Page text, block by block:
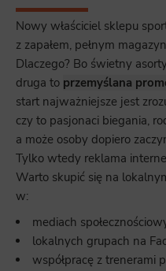
Nowy właściciel sklepu
z zapałem, pełnym
Dlaczego? Bo świetny
druga to przemyślana
start najważniejsze jest
czy to pasjonaci biegania,
a może osoby dopiero
Tylko wtedy reklama
Warto skupić się na
w:
mediach
lokalnych grupach na
współpracę z trenerami